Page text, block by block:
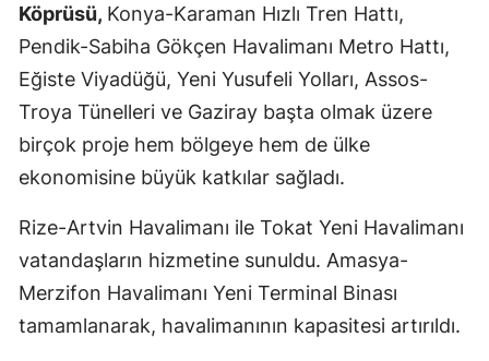
Köprüsü, Konya-Karaman Hızlı Tren Hattı,
Pendik-Sabiha Gökçen Havalimanı Metro Hattı,
Eğiste Viyadüğü, Yeni Yusufeli Yolları, Assos-
Troya Tünelleri ve Gaziray başta olmak üzere
birçok proje hem bölgeye hem de ülke
ekonomisine büyük katkılar sağladı.
Rize-Artvin Havalimanı ile Tokat Yeni Havalimanı
vatandaşların hizmetine sunuldu. Amasya-
Merzifon Havalimanı Yeni Terminal Binası
tamamlanarak, havalimanının kapasitesi artırıldı.